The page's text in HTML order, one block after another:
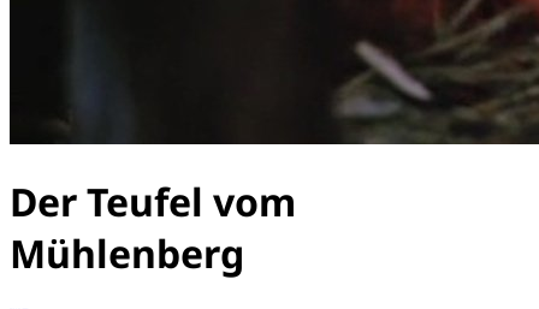
Der Teufel vom
Mühlenberg